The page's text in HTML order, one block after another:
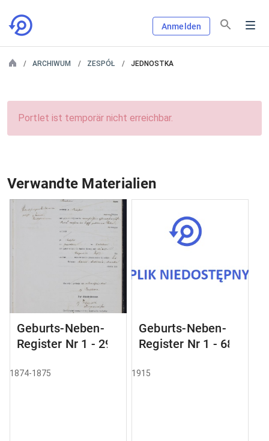
Anmelden
ARCHIWUM ZESPÓŁ JEDNOSTKA
Portlet ist temporär nicht erreichbar.
Verwandte Materialien
Geburts-Neben-
Register Nr 1 - 29
1874-1875
Geburts-Neben-
Register Nr 1 - 68
1915